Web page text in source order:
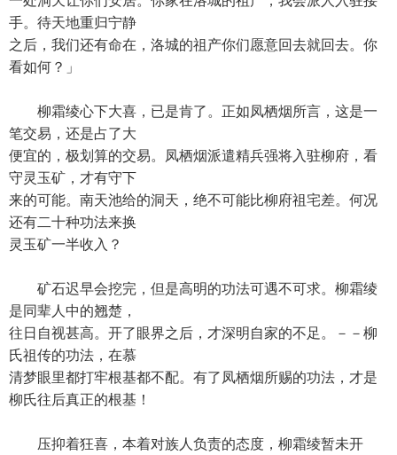
手。待天地重归宁静
之后，我们还有命在，洛城的祖产你们愿意回去就回去。你
看如何？」
柳霜绫心下大喜，已是肯了。正如凤栖烟所言，这是一
笔交易，还是占了大
便宜的，极划算的交易。凤栖烟派遣精兵强将入驻柳府，看
守灵玉矿，才有守下
来的可能。南天池给的洞天，绝不可能比柳府祖宅差。何况
还有二十种功法来换
灵玉矿一半收入？
矿石迟早会挖完，但是高明的功法可遇不可求。柳霜绫
是同辈人中的翘楚，
往日自视甚高。开了眼界之后，才深明自家的不足。－－柳
氏祖传的功法，在慕
清梦眼里都打牢根基都不配。有了凤栖烟所赐的功法，才是
柳氏往后真正的根基！
压抑着狂喜，本着对族人负责的态度，柳霜绫暂未开